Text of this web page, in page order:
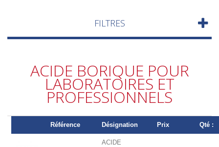
FILTRES
ACIDE BORIQUE POUR
LABORATOIRES ET
PROFESSIONNELS
Référence Désignation Prix Qté :
ACIDE